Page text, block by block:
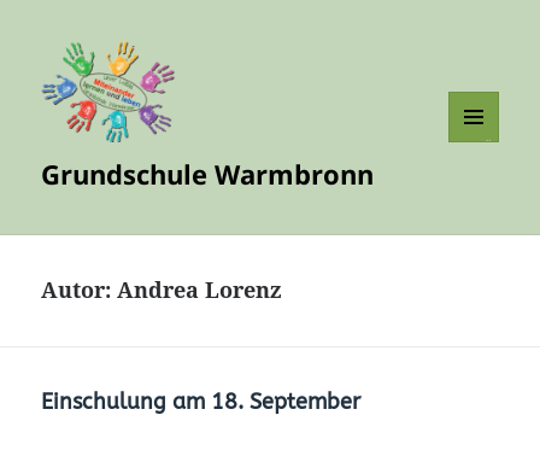
Grundschule Warmbronn
Autor:Andrea Lorenz
Einschulung am 18. September